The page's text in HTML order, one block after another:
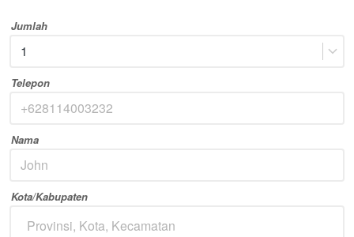
Jumlah
1
Telepon
Nama
Kota/Kabupaten
Provinsi, Kota, Kecamatan